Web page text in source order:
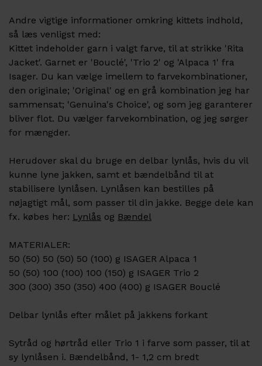
Andre vigtige informationer omkring kittets indhold,
så læs venligst med:
Kittet indeholder garn i valgt farve, til at strikke 'Rita
Jacket'. Garnet er 'Bouclé', 'Trio 2' og 'Alpaca 1' fra
Isager. Du kan vælge imellem to farvekombinationer,
den originale; 'Original' og en grå kombination jeg har
sammensat; 'Genuina's Choice', og som jeg garanterer
bliver flot. Du vælger farvekombination, og jeg sørger
for mængder.
Herudover skal du bruge en delbar lynlås, hvis du vil
kunne lyne jakken, samt et bændelbånd til at
stabilisere lynlåsen. Lynlåsen kan bestilles på
nøjagtigt mål, som passer til din jakke. Begge dele kan
fx. købes her: Lynlås og Bændel
MATERIALER:
50 (50) 50 (50) 50 (100) g ISAGER Alpaca 1
50 (50) 100 (100) 100 (150) g ISAGER Trio 2
300 (300) 350 (350) 400 (400) g ISAGER Bouclé
Delbar lynlås efter målet på jakkens forkant
Sytråd og hørtråd eller Trio 1 i farve som passer, til at
sy lynlåsen i. Bændelbånd, 1- 1,2 cm bredt